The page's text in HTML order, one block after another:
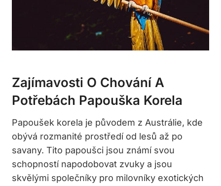
Zajímavosti O Chování A
Potřebách Papouška Korela
Papoušek korela je původem z Austrálie, kde
obývá rozmanité prostředí od lesů až po
savany. Tito papoušci jsou známí svou
schopností napodobovat zvuky a jsou
skvělými společníky pro milovníky exotických